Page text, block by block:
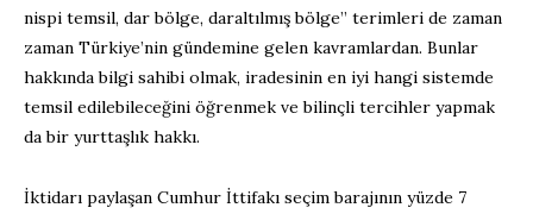
nispi temsil, dar bölge, daraltılmış bölge” terimleri de zaman
zaman Türkiye’nin gündemine gelen kavramlardan. Bunlar
hakkında bilgi sahibi olmak, iradesinin en iyi hangi sistemde
temsil edilebileceğini öğrenmek ve bilinçli tercihler yapmak
da bir yurttaşlık hakkı.
İktidarı paylaşan Cumhur İttifakı seçim barajının yüzde 7